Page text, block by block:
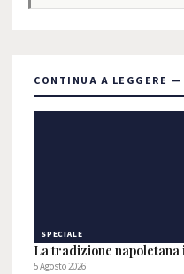
CONTINUA A LEGGERE —
SPECIALE
La tradizione
5 Agosto 2026